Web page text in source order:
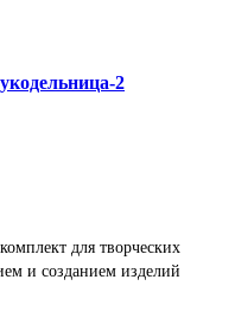
2
для творческих
и созданием изделий